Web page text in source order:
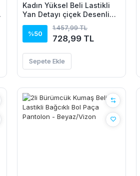
Kadın Yüksel Beli Lastikli
Yan Detayı çiçek Desenli
Pantolon
%50
1.457,99 TL
728,99 TL
Sepete Ekle